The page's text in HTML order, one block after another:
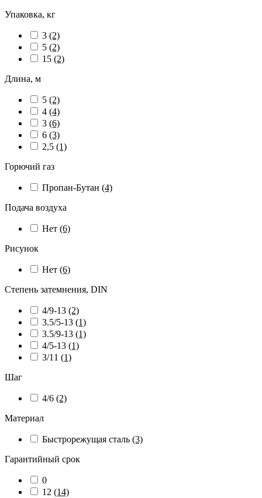
Упаковка, кг
3 (2)
5 (2)
15 (2)
Длина, м
5 (2)
4 (4)
3 (6)
6 (3)
2,5 (1)
Горючий газ
Пропан-Бутан (4)
Подача воздуха
Нет (6)
Рисунок
Нет (6)
Степень затемнения, DIN
4/9-13 (2)
3.5/5-13 (1)
3.5/9-13 (1)
4/5-13 (1)
3/11 (1)
Шаг
4/6 (2)
Материал
Быстрорежущая сталь (3)
Гарантийный срок
0
12 (14)